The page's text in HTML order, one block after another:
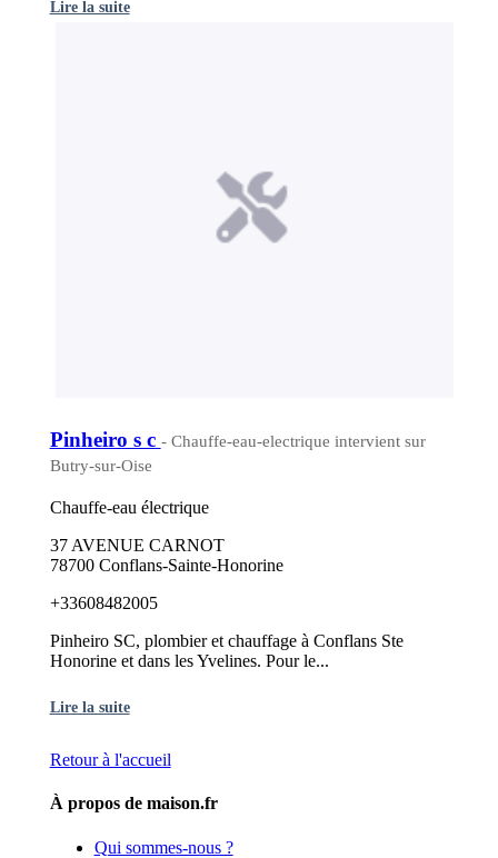
Lire la suite
Pinheiro s c - Chauffe-eau-electrique intervient sur
Butry-sur-Oise
Chauffe-eau électrique
37 AVENUE CARNOT
78700 Conflans-Sainte-Honorine
+33608482005
Pinheiro SC, plombier et chauffage à Conflans Ste
Honorine et dans les Yvelines. Pour le...
Lire la suite
Retour à l'accueil
À propos de maison.fr
Qui sommes-nous ?